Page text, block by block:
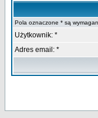
Pola oznaczone * są
Użytkownik: *
Adres email: *